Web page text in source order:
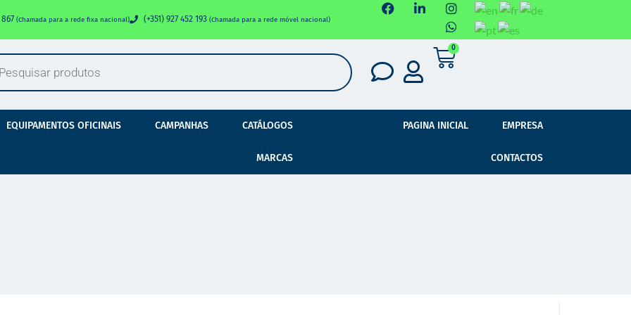
867 (Chamada para a rede fixa nacional) (+351) 927 452 193 (Chamada para a rede móvel nacional)
0
EQUIPAMENTOS OFICINAIS CAMPANHAS CATÁLOGOS
MARCAS
PAGINA INICIAL EMPRESA
CONTACTOS